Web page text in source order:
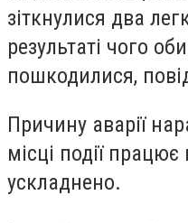
зіткнулися два
результаті чого
пошкодилися,
Причину аварії
місці події працює
ускладнено.